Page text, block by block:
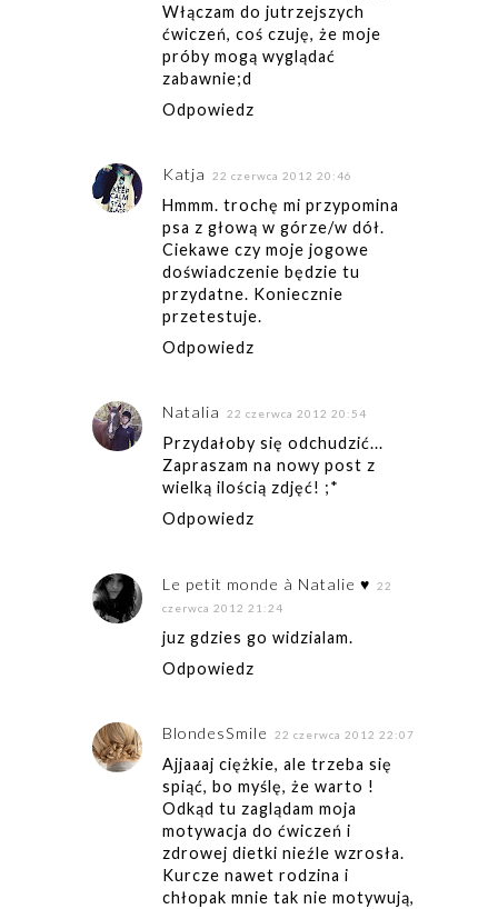
Włączam do jutrzejszych
ćwiczeń, coś czuję, że moje
próby mogą wyglądać
zabawnie;d
Odpowiedz
Katja 22 czerwca 2012 20:46
Hmmm. trochę mi przypomina
psa z głową w górze/w dół.
Ciekawe czy moje jogowe
doświadczenie będzie tu
przydatne. Koniecznie
przetestuje.
Odpowiedz
Natalia 22 czerwca 2012 20:54
Przydałoby się odchudzić...
Zapraszam na nowy post z
wielką ilością zdjęć! ;*
Odpowiedz
Le petit monde à Natalie ♥ 22
czerwca 2012 21:24
juz gdzies go widzialam.
Odpowiedz
BlondesSmile 22 czerwca 2012 22:07
Ajjaaaj ciężkie, ale trzeba się
spiąć, bo myślę, że warto !
Odkąd tu zaglądam moja
motywacja do ćwiczeń i
zdrowej dietki nieźle wzrosła.
Kurcze nawet rodzina i
chłopak mnie tak nie motywują,